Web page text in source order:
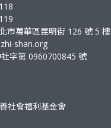
市萬華區昆明街 126 號 5 樓
shan.org
字第 0960700845 號
社會福利基金會